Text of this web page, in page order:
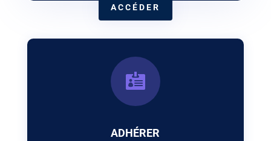
ACCÉDER

ADHÉRER